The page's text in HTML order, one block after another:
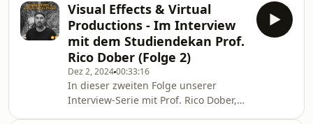
unserer Uni – Konrad Wolf! Wir
begleiten ihn durch sein
abenteuerliches Leben und
besprechen seine spannenden Filme,
unterstützt von zahlreichen
Archivmaterialien, immersiven Sound
Design und eigens komponierter
Musik.An dem Podcast haben
Visual Effects & Virtual
Productions - Im Interview
mit dem Studiendekan Prof.
Rico Dober (Folge 2)
Dez 2, 202400:33:16
In dieser zweiten Folge unserer
Interview-Serie mit Prof. Rico Dober,